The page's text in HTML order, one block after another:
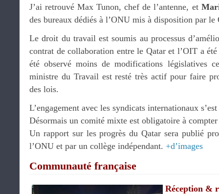
J’ai retrouvé Max Tunon, chef de l’antenne, et
des bureaux dédiés à l’ONU mis à disposition par le
Le droit du travail est soumis au processus
contrat de collaboration entre le Qatar et l’OIT a
été observé moins de modifications législatives
ministre du Travail est resté très actif pour faire
des lois.
L’engagement avec les syndicats internationaux
Désormais un comité mixte est obligatoire à compter
Un rapport sur les progrès du Qatar sera publié
l’ONU et par un collège indépendant. +d’images
Communauté française
Réception &